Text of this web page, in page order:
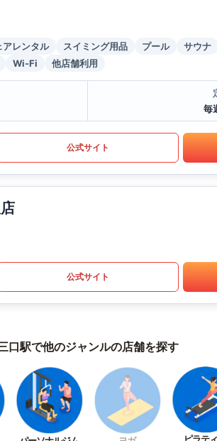
アレンタル スイミング用品 プール サウナ
Wi-Fi 他店舗利用
毎
公式サイト
公式サイト
口駅で他のジャンルの店舗を探す